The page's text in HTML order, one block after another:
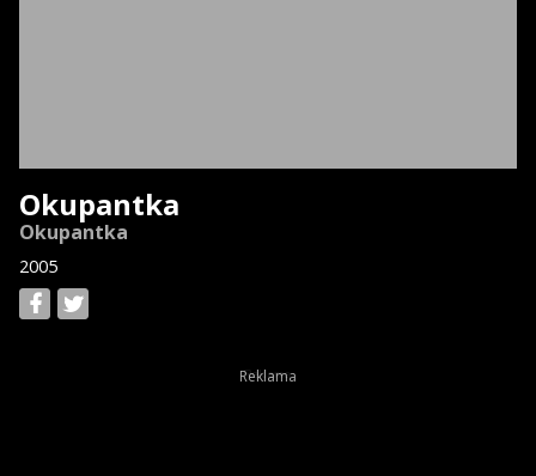
Okupantka
Okupantka
2005